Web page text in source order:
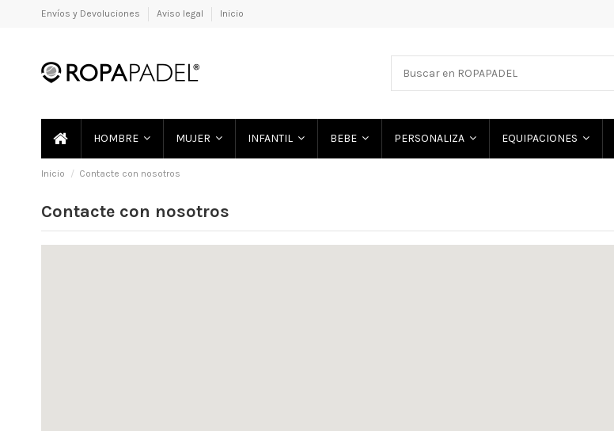
Envíos y Devoluciones Aviso legal Inicio
HOMBRE MUJER INFANTIL BEBE PERSONALIZA EQUIPACIONES
Inicio Contacte con nosotros
Contacte con nosotros